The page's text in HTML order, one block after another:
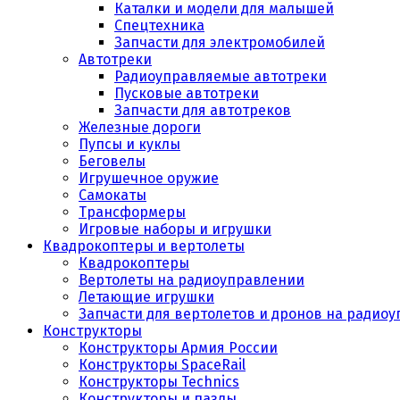
Каталки и модели для малышей
Спецтехника
Запчасти для электромобилей
Автотреки
Радиоуправляемые автотреки
Пусковые автотреки
Запчасти для автотреков
Железные дороги
Пупсы и куклы
Беговелы
Игрушечное оружие
Самокаты
Трансформеры
Игровые наборы и игрушки
Квадрокоптеры и вертолеты
Квадрокоптеры
Вертолеты на радиоуправлении
Летающие игрушки
Запчасти для вертолетов и дронов на
Конструкторы
Конструкторы Армия России
Конструкторы SpaceRail
Конструкторы Technics